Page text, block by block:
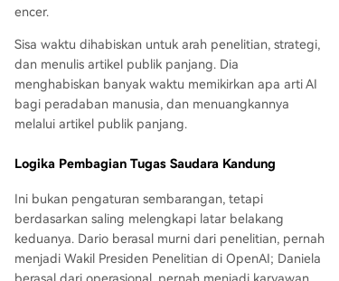
encer.
Sisa waktu dihabiskan untuk arah penelitian, strategi,
dan menulis artikel publik panjang. Dia
menghabiskan banyak waktu memikirkan apa arti AI
bagi peradaban manusia, dan menuangkannya
melalui artikel publik panjang.
Logika Pembagian Tugas Saudara Kandung
Ini bukan pengaturan sembarangan, tetapi
berdasarkan saling melengkapi latar belakang
keduanya. Dario berasal murni dari penelitian, pernah
menjadi Wakil Presiden Penelitian di OpenAI; Daniela